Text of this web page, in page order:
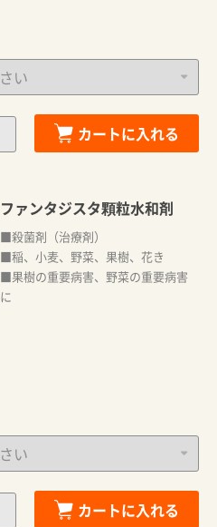
カートに入れる
ファンタジスタ顆粒水和剤
■殺菌剤（治療剤）
■稲、小麦、野菜、果樹、花き
■果樹の重要病害、野菜の重要病害
に
カートに入れる